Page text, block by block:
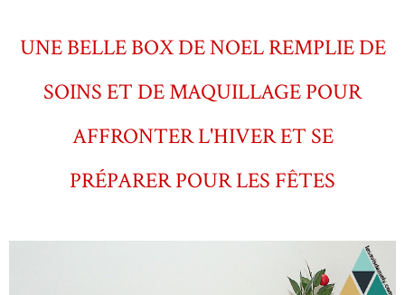
UNE BELLE BOX DE NOEL REMPLIE DE
SOINS ET DE MAQUILLAGE POUR
AFFRONTER L'HIVER ET SE
PRÉPARER POUR LES FÊTES